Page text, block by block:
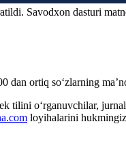
Savodxon dasturi
ortiq so‘zlarning
tilini o‘rganuvchilar,
loyihalarini